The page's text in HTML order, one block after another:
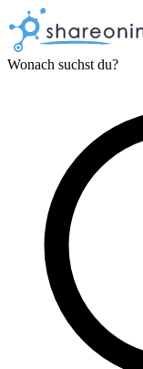
Wonach suchst du?